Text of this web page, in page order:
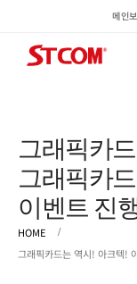
메인
그래픽카
그래픽카
이벤트 진
HOME
그래픽카드는 역시! 아크텍!